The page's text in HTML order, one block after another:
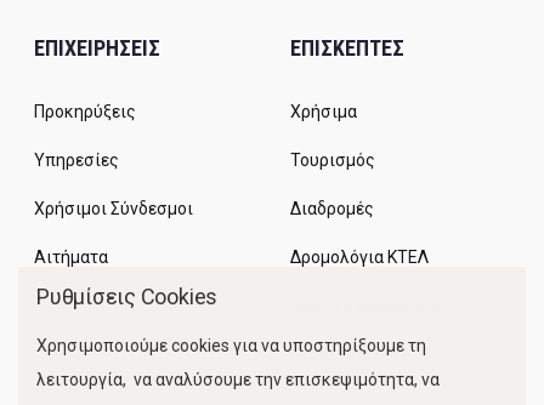
ΕΠΙΧΕΙΡΗΣΕΙΣ
Προκηρύξεις
Υπηρεσίες
Χρήσιμοι Σύνδεσμοι
Αιτήματα
ΕΠΙΣΚΕΠΤΕΣ
Χρήσιμα
Τουρισμός
Διαδρομές
Δρομολόγια ΚΤΕΛ
Κίνηση Λιμένος
Ρυθμίσεις Cookies
Χρησιμοποιούμε cookies για να υποστηρίξουμε τη
λειτουργία, να αναλύσουμε την επισκεψιμότητα, να